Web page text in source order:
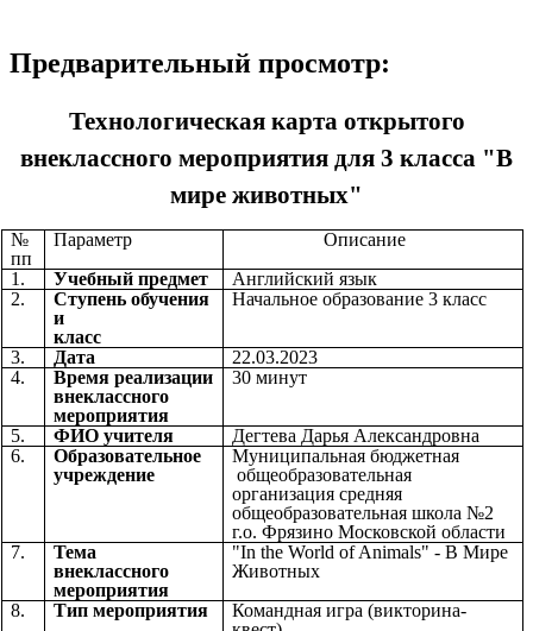
Предварительный просмотр:
Технологическая карта открытого
внеклассного мероприятия для 3 класса "В
мире животных"
№
пп
Параметр
Описание
1.
Учебный предмет
Английский язык
2.
Ступень обучения
и
класс
Начальное образование 3 класс
3. Дата
22.03.2023
4.
Время реализации
внеклассного
мероприятия
30 минут
5. ФИО учителя
Дегтева Дарья Александровна
6.
Образовательное
учреждение
Муниципальная бюджетная
общеобразовательная
организация средняя
общеобразовательная школа №2
г.о. Фрязино Московской области
7.
Тема
внеклассного
мероприятия
"In the World of Animals" - В Мире
Животных
8.
Тип мероприятия
Командная игра (викторина-